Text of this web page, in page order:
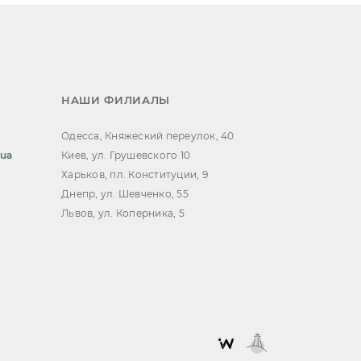
НАШИ ФИЛИАЛЫ
Одесса, Княжеский переулок, 40
Киев, ул. Грушевского 10
Харьков, пл. Конституции, 9
Днепр, ул. Шевченко, 55
Львов, ул. Коперника, 5